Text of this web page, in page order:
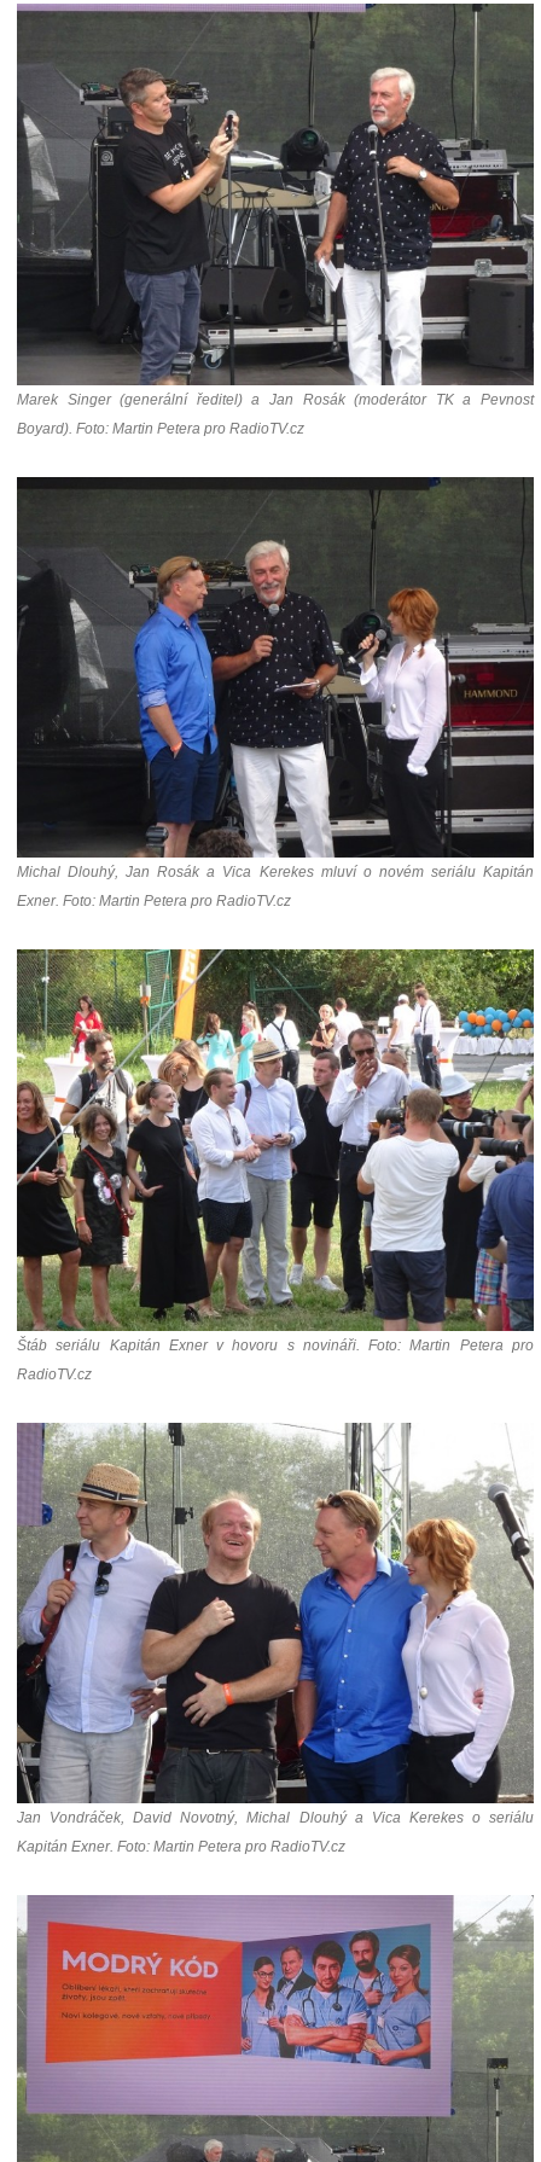
Marek Singer (generální ředitel) a Jan Rosák (moderátor TK a Pevnost
Boyard). Foto: Martin Petera pro RadioTV.cz
Michal Dlouhý, Jan Rosák a Vica Kerekes mluví o novém seriálu Kapitán
Exner. Foto: Martin Petera pro RadioTV.cz
Štáb seriálu Kapitán Exner v hovoru s novináři. Foto: Martin Petera pro
RadioTV.cz
Jan Vondráček, David Novotný, Michal Dlouhý a Vica Kerekes o seriálu
Kapitán Exner. Foto: Martin Petera pro RadioTV.cz